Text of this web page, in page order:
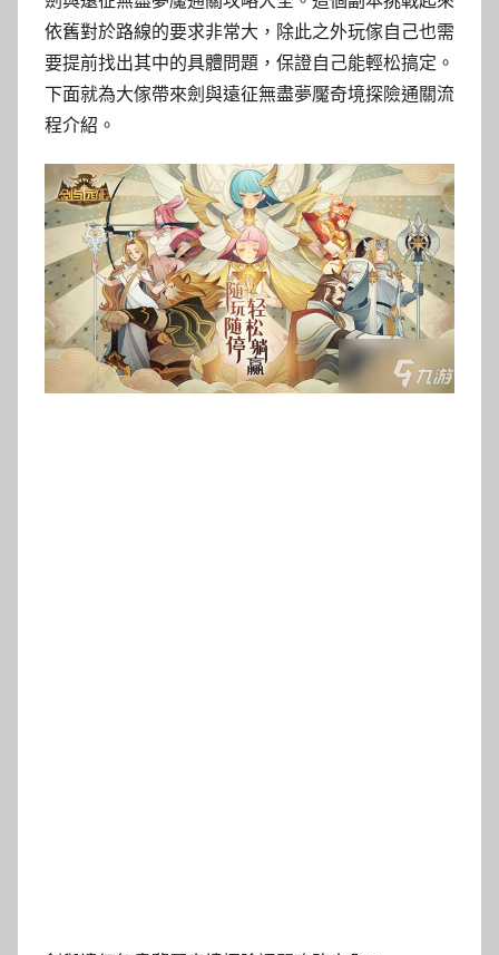
依舊對於路線的要求非常大，除此之外玩傢自己也需
要提前找出其中的具體問題，保證自己能輕松搞定。
下面就為大傢帶來劍與遠征無盡夢魘奇境探險通關流
程介紹。